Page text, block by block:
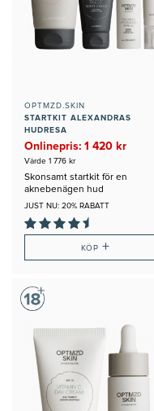
OPTMZD.SKIN
STARTKIT ALEXANDRAS
HUDRESA
Onlinepris: 1 420 kr
Värde 1 776 kr
Skonsamt startkit för en
aknebenägen hud
JUST NU: 20% RABATT
KÖP+